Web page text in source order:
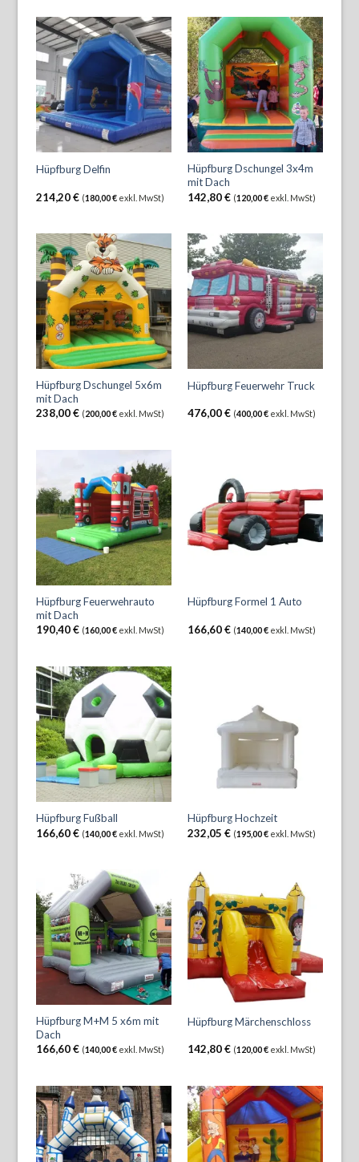
Hüpfburg Delfin
214,20€ (180,00€ exkl. MwSt)
Hüpfburg Dschungel 3x4m
mit Dach
142,80€ (120,00€exkl. MwSt)
Hüpfburg Dschungel 5x6m
mit Dach
238,00€ (200,00€ exkl. MwSt)
Hüpfburg Feuerwehr Truck
476,00€ (400,00€exkl. MwSt)
Hüpfburg Feuerwehrauto
mit Dach
190,40€ (160,00€ exkl. MwSt)
Hüpfburg Formel 1 Auto
166,60€ (140,00€exkl. MwSt)
Hüpfburg Fußball
166,60€ (140,00€ exkl. MwSt)
Hüpfburg Hochzeit
232,05 € (195,00€exkl. MwSt)
Hüpfburg M+M 5 x6m mit
Dach
166,60€ (140,00€ exkl. MwSt)
Hüpfburg Märchenschloss
142,80€ (120,00€exkl. MwSt)